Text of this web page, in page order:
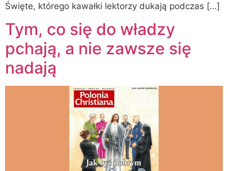
Święte, którego kawałki lektorzy dukają podczas […]
Tym, co się do władzy
pchają, a nie zawsze się
nadają